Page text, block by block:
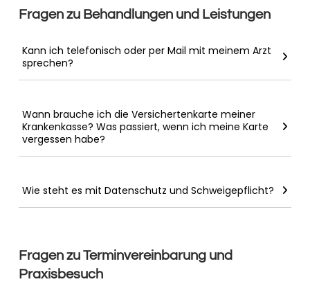
Fragen zu Behandlungen und Leistungen
Kann ich telefonisch oder per Mail mit meinem Arzt
sprechen?
Wann brauche ich die Versichertenkarte meiner
Krankenkasse? Was passiert, wenn ich meine Karte
vergessen habe?
Wie steht es mit Datenschutz und Schweigepflicht?
Fragen zu Terminvereinbarung und
Praxisbesuch